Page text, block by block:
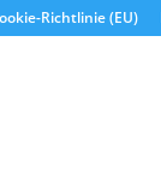
Richtlinie (EU)